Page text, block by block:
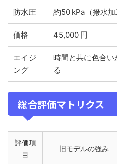
防水圧 約50 kPa（撥水加
価格 45,000 円
エイジ
ング
時間と共に色合い
る
総合評価マトリクス
評価項
目
旧モデルの強み